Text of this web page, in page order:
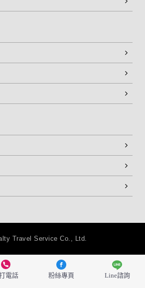
得您的姓名、電話、住址、身份證字
期、性別、行業等相關資料，當您註冊
的服務後，本網站即取得您的資料。
您在上網瀏覽或查詢時，伺服器自行產
使用連線設備的 IP 位址、使用時間、使
選資料紀錄等。本網站會對個別連線者
納使用者瀏覽器在本網站內部所瀏覽的
您的個人資料，否則本網站不會也無法
請您注意，在本網站網刊登廣告之廠
也可能蒐集您個人的資料。對於您主動
廣告廠商、或連結網站有其個別的私權
。
司除了在該資料或電子郵件上註明是由
的方法及說明。
的要求；或我們發覺您在網站上的行為
隱私，我們無法為您查詢其他使用者的
法律上問題需查閱他人資料時，請務必
我們將全力配合警政單位調查並提供所
Travel Service Co., Ltd.
電話 粉絲專頁 Line諮詢